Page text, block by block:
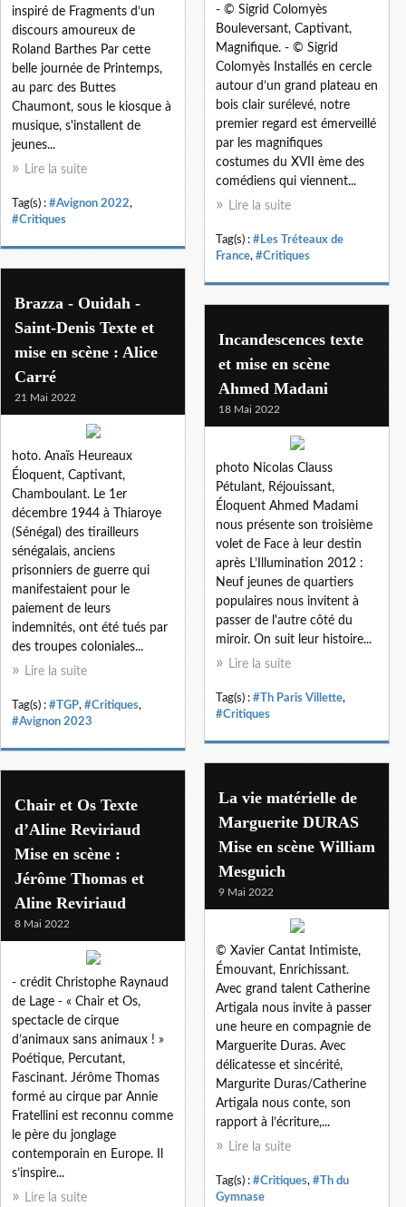
inspiré de Fragments d’un
discours amoureux de
Roland Barthes Par cette
belle journée de Printemps,
au parc des Buttes
Chaumont, sous le kiosque à
musique, s'installent de
jeunes...
Lire la suite
Tag(s) : #Avignon 2022,
#Critiques
- © Sigrid Colomyès
Bouleversant, Captivant,
Magnifique. - © Sigrid
Colomyès Installés en cercle
autour d’un grand plateau en
bois clair surélevé, notre
premier regard est émerveillé
par les magnifiques
costumes du XVII ème des
comédiens qui viennent...
Lire la suite
Tag(s) : #Les Tréteaux de
France, #Critiques
Brazza - Ouidah -
Saint-Denis Texte et
mise en scène : Alice
Carré
21 Mai 2022
hoto. Anaïs Heureaux
Éloquent, Captivant,
Chamboulant. Le 1er
décembre 1944 à Thiaroye
(Sénégal) des tirailleurs
sénégalais, anciens
prisonniers de guerre qui
manifestaient pour le
paiement de leurs
indemnités, ont été tués par
des troupes coloniales...
Lire la suite
Tag(s) : #TGP, #Critiques,
#Avignon 2023
Incandescences texte
et mise en scène
Ahmed Madani
18 Mai 2022
photo Nicolas Clauss
Pétulant, Réjouissant,
Éloquent Ahmed Madami
nous présente son troisième
volet de Face à leur destin
après L’Illumination 2012 :
Neuf jeunes de quartiers
populaires nous invitent à
passer de l'autre côté du
miroir. On suit leur histoire...
Lire la suite
Tag(s) : #Th Paris Villette,
#Critiques
La vie matérielle de
Marguerite DURAS
Mise en scène William
Mesguich
9 Mai 2022
© Xavier Cantat Intimiste,
Émouvant, Enrichissant.
Avec grand talent Catherine
Artigala nous invite à passer
une heure en compagnie de
Marguerite Duras. Avec
délicatesse et sincérité,
Margurite Duras/Catherine
Artigala nous conte, son
rapport à l’écriture,...
Lire la suite
Tag(s) : #Critiques, #Th du
Gymnase
Chair et Os Texte
d’Aline Reviriaud
Mise en scène :
Jérôme Thomas et
Aline Reviriaud
8 Mai 2022
- crédit Christophe Raynaud
de Lage - « Chair et Os,
spectacle de cirque
d’animaux sans animaux ! »
Poétique, Percutant,
Fascinant. Jérôme Thomas
formé au cirque par Annie
Fratellini est reconnu comme
le père du jonglage
contemporain en Europe. Il
s’inspire...
Lire la suite